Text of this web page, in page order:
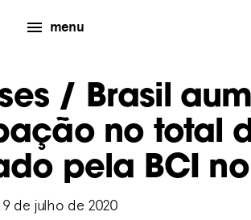
menu
/ Brasil
no total
pela BCI
9 de julho de 2020